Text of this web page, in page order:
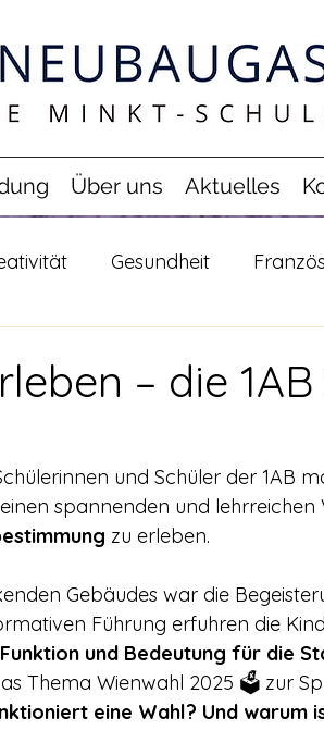
Über uns Aktuelles
Gesundheit
– die 1AB
und Schüler der 1AB
spannenden und lehrreichen
zu erleben.
Gebäudes war die
Führung erfuhren die
Funktion und Bedeutung für die
Thema Wienwahl 2025 🗳️ zur
eine Wahl? Und warum